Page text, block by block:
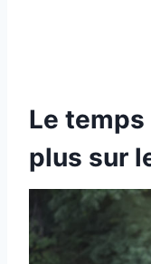
Le temps
plus sur